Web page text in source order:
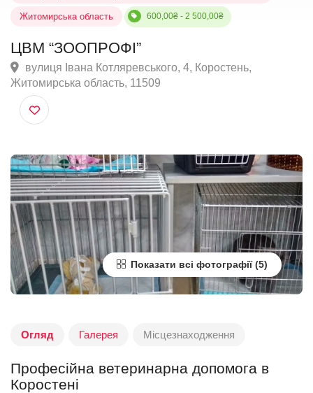
Грумінг-салон,Фізичний зоомагазин
ЦВМ “ЗООПРОФІ”
вулиця Івана Котляревського, 4, Коростень,
Житомирська область, 11509
Показати всі фотографії
Огляд Галерея Місцезнаходження
Професійна ветеринарна допомога в
Коростені